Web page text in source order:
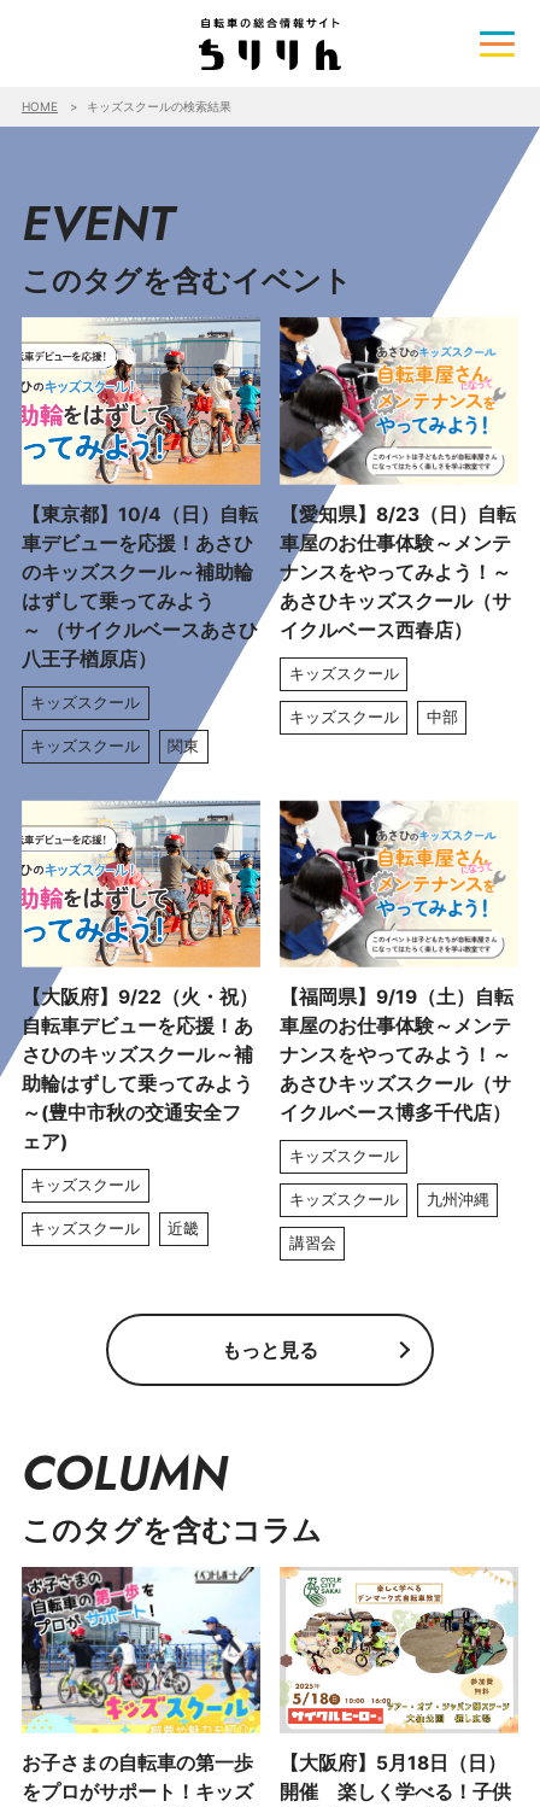
HOME キッズスクールの検索結果
EVENT
このタグを含むイベント
【東京都】10/4（日）自転
車デビューを応援！あさひ
のキッズスクール～補助輪
はずして乗ってみよう
～ （サイクルベースあさひ
八王子楢原店）
キッズスクール
キッズスクール 関東
【愛知県】8/23（日）自転
車屋のお仕事体験～メンテ
ナンスをやってみよう！～
あさひキッズスクール（サ
イクルベース西春店）
キッズスクール
キッズスクール 中部
【大阪府】9/22（火・祝）
自転車デビューを応援！あ
さひのキッズスクール～補
助輪はずして乗ってみよう
～(豊中市秋の交通安全フ
ェア)
キッズスクール
キッズスクール 近畿
【福岡県】9/19（土）自転
車屋のお仕事体験～メンテ
ナンスをやってみよう！～
あさひキッズスクール（サ
イクルベース博多千代店）
キッズスクール
キッズスクール 九州沖縄
講習会
もっと見る
COLUMN
このタグを含むコラム
お子さまの自転車の第一歩
をプロがサポート！キッズ
【大阪府】5月18日（日）
開催 楽しく学べる！子供